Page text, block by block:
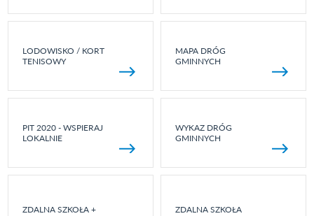
LODOWISKO / KORT
TENISOWY
MAPA DRÓG
GMINNYCH
PIT 2020 - WSPIERAJ
LOKALNIE
WYKAZ DRÓG
GMINNYCH
ZDALNA SZKOŁA + ZDALNA SZKOŁA